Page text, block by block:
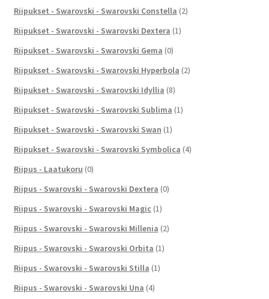
Riipukset - Swarovski - Swarovski Constella (2)
Riipukset - Swarovski - Swarovski Dextera (1)
Riipukset - Swarovski - Swarovski Gema (0)
Riipukset - Swarovski - Swarovski Hyperbola (2)
Riipukset - Swarovski - Swarovski Idyllia (8)
Riipukset - Swarovski - Swarovski Sublima (1)
Riipukset - Swarovski - Swarovski Swan (1)
Riipukset - Swarovski - Swarovski Symbolica (4)
Riipus - Laatukoru (0)
Riipus - Swarovski - Swarovski Dextera (0)
Riipus - Swarovski - Swarovski Magic (1)
Riipus - Swarovski - Swarovski Millenia (2)
Riipus - Swarovski - Swarovski Orbita (1)
Riipus - Swarovski - Swarovski Stilla (1)
Riipus - Swarovski - Swarovski Una (4)